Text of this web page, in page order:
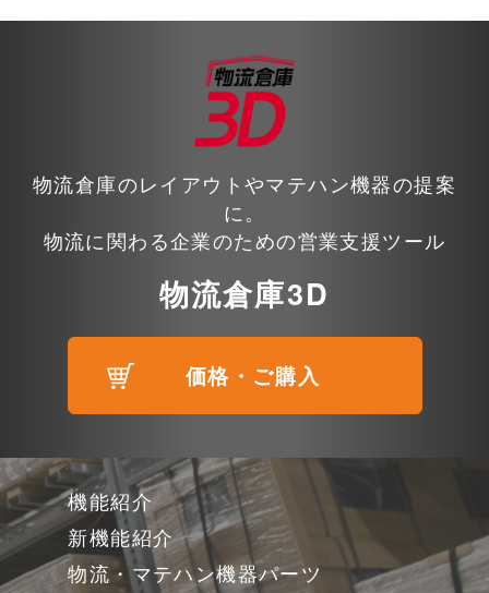
物流倉庫のレイアウトやマテハン機器の提案
に。
物流に関わる企業のための営業支援ツール
物流倉庫3D
価格・ご購入
機能紹介
新機能紹介
物流・マテハン機器パーツ